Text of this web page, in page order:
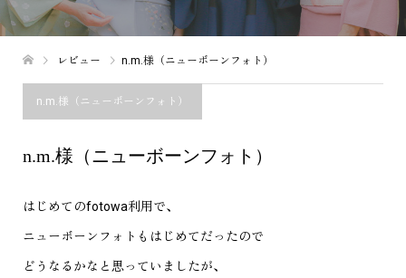
レビュー n.m.様（ニューボーンフォト）
n.m.様（ニューボーンフォト）
n.m.様（ニューボーンフォト）
はじめてのfotowa利用で、
ニューボーンフォトもはじめてだったので
どうなるかなと思っていましたが、